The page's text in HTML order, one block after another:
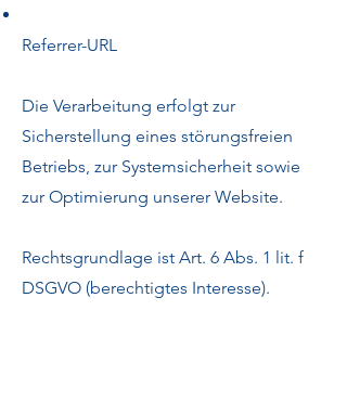
Referrer-URL
Die Verarbeitung erfolgt zur
Sicherstellung eines störungsfreien
Betriebs, zur Systemsicherheit sowie
zur Optimierung unserer Website.
Rechtsgrundlage ist Art. 6 Abs. 1 lit. f
DSGVO (berechtigtes Interesse).